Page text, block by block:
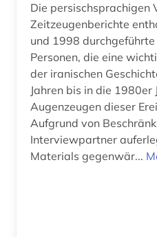
Die persischsprachigen
Zeitzeugenberichte
und 1998
Personen, die eine
der iranischen
Jahren bis in die 1980er
Augenzeugen dieser
Aufgrund von
Interviewpartner
Materials gegenwär...